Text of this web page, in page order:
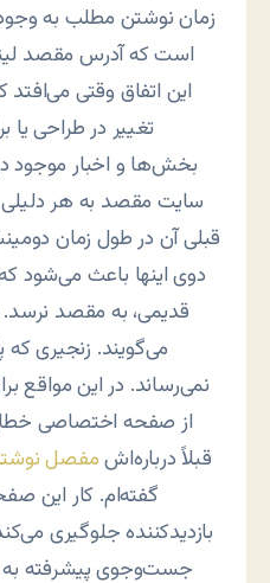
زمان نوشتن مطلب به
است که آدرس مقصد
این اتفاق وقتی
تغییر در طراحی
بخش‌ها و اخبار موجود
سایت مقصد به هر
قبلی آن در طول زمان
دوی اینها باعث می‌شود
قدیمی، به مقصد
می‌گویند. زنجیری
نمی‌رساند. در این مواقع
قبلاً درباره‌اشمفصل
گفته‌ام. کار این
بازدیدکننده جلوگیری
جست‌وجوی پیشرفته